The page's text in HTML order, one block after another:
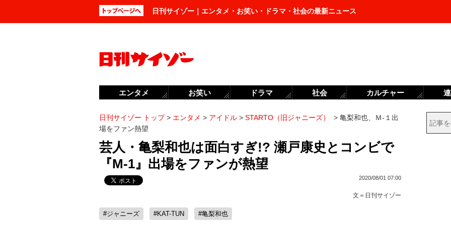
日刊サイゾー｜エンタメ・お笑い・ドラマ・社会の最新ニュース
日刊サイゾー トップ> エンタメ > アイドル > STARTO（旧ジャニーズ） > 亀梨和也、Ｍ-１出
場をファン熱望
芸人・亀梨和也は面白すぎ!? 瀬戸康史とコンビで
『M-1』出場をファンが熱望
2020/08/01 07:00
文＝ 日刊サイゾー
#ジャニーズ #KAT-TUN #亀梨和也
エンタメ お笑い ドラマ 社会 カルチャー